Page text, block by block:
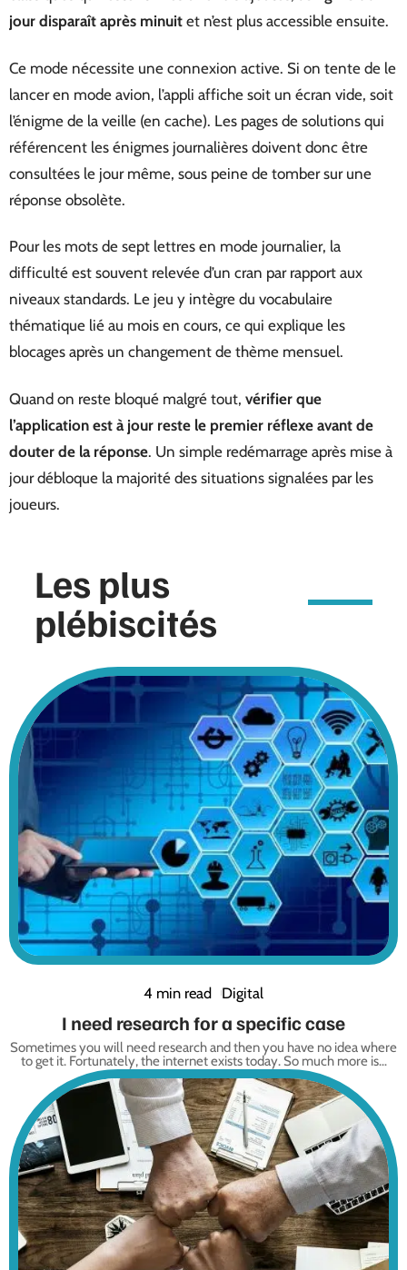
jour disparaît après minuit et n’est plus accessible ensuite.
Ce mode nécessite une connexion active. Si on tente de le
lancer en mode avion, l’appli affiche soit un écran vide, soit
l’énigme de la veille (en cache). Les pages de solutions qui
référencent les énigmes journalières doivent donc être
consultées le jour même, sous peine de tomber sur une
réponse obsolète.
Pour les mots de sept lettres en mode journalier, la
difficulté est souvent relevée d’un cran par rapport aux
niveaux standards. Le jeu y intègre du vocabulaire
thématique lié au mois en cours, ce qui explique les
blocages après un changement de thème mensuel.
Quand on reste bloqué malgré tout, vérifier que
l’application est à jour reste le premier réflexe avant de
douter de la réponse. Un simple redémarrage après mise à
jour débloque la majorité des situations signalées par les
joueurs.
Les plus
plébiscités
4 min read Digital
I need research for a specific case
Sometimes you will need research and then you have no idea where
to get it. Fortunately, the internet exists today. So much more is…